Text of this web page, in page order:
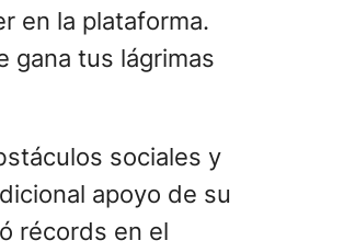
en la plataforma.
gana tus lágrimas
sociales y
apoyo de su
récords en el